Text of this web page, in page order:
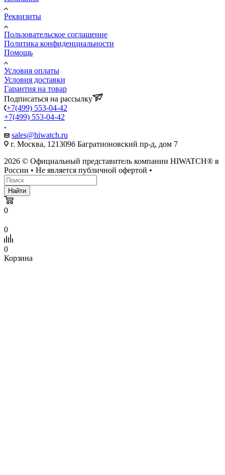
Реквизиты
Пользовательское соглашение
Политика конфиденциальности
Помощь
Условия оплаты
Условия доставки
Гарантия на товар
Подписаться на рассылку
+7(499) 553-04-42
+7(499) 553-04-42
sales@hiwatch.ru
г. Москва, 121309б Багратионовский пр-д, дом 7
2026 © Официальный представитель компании HIWATCH® в
России • Не является публичной офертой •
Найти
0
0
0
Корзина